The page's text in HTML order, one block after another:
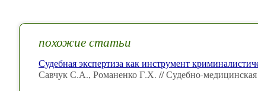
похожие статьи
Судебная экспертиза как инструмент
Савчук С.А., Романенко Г.Х. // Судебно-